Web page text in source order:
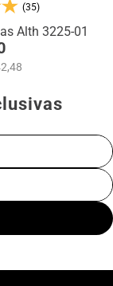
(35)
Alth 3225-01